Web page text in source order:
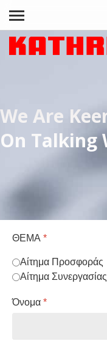
We Are
On Talking
ΘΕΜΑ *
Αίτημα Προσφοράς
Αίτημα Συνεργασίας
Όνομα *